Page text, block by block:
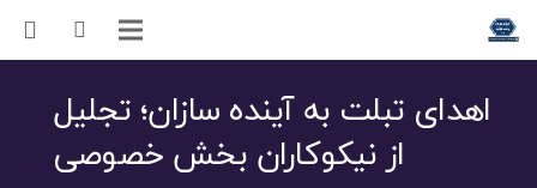
اهدای تبلت به آینده سازان؛ تجلیل
از نیکوکاران بخش خصوصی